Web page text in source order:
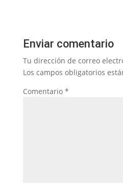
Enviar comentario
Tu dirección de correo
Los campos obligatorios
Comentario *